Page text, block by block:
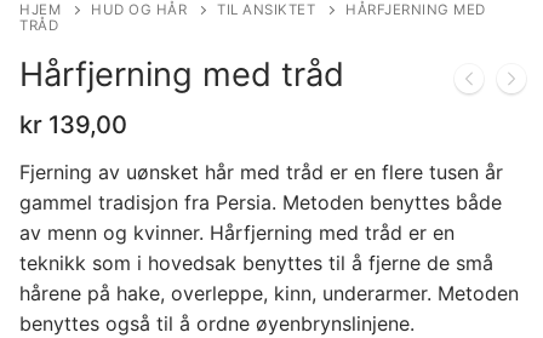
HJEM HUD OG HÅR TIL ANSIKTET
HÅRFJERNING MED
TRÅD
Hårfjerning med tråd
kr 139,00
Fjerning av uønsket hår med tråd er en flere tusen år
gammel tradisjon fra Persia. Metoden benyttes både
av menn og kvinner. Hårfjerning med tråd er en
teknikk som i hovedsak benyttes til å fjerne de små
hårene på hake, overleppe, kinn, underarmer. Metoden
benyttes også til å ordne øyenbrynslinjene.